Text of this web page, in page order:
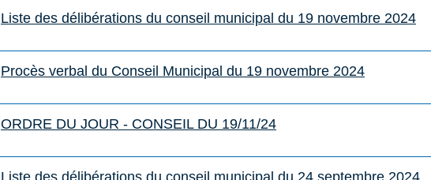
Liste des délibérations du conseil municipal du 19 novembre 2024
Procès verbal du Conseil Municipal du 19 novembre 2024
ORDRE DU JOUR - CONSEIL DU 19/11/24
Liste des délibérations du conseil municipal du 24 septembre 2024